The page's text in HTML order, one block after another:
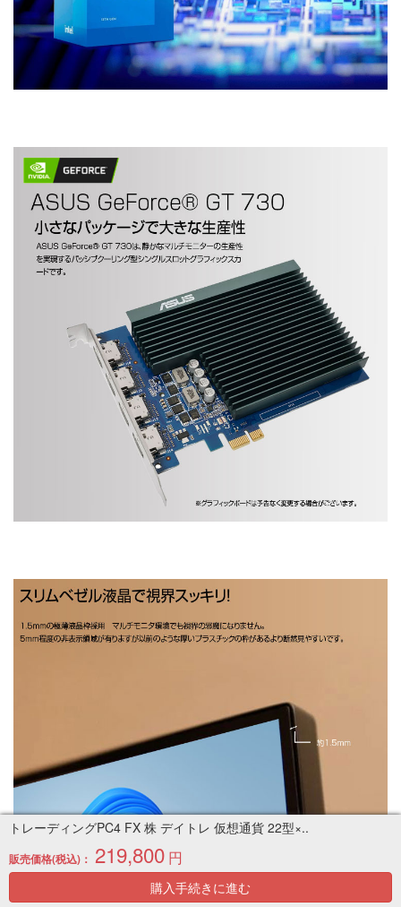
トレーディングPC4 FX 株 デイトレ 仮想通貨 22型×..
販売価格(税込)： 219,800 円
購入手続きに進む